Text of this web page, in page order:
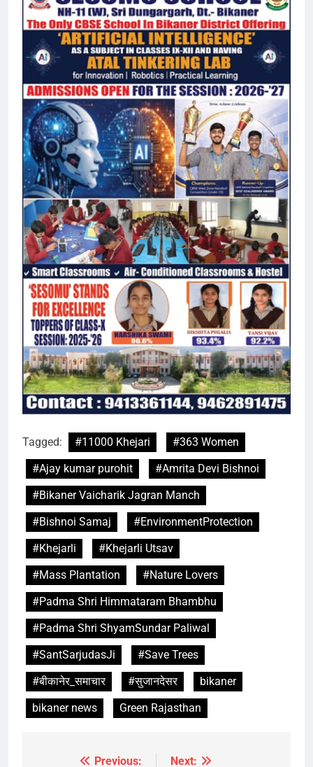
Tagged: #11000 Khejari
#363 Women
#Ajay kumar purohit
#Amrita Devi Bishnoi
#Bikaner Vaicharik Jagran Manch
#Bishnoi Samaj
#EnvironmentProtection
#Khejarli
#Khejarli Utsav
#Mass Plantation
#Nature Lovers
#Padma Shri Himmataram Bhambhu
#Padma Shri ShyamSundar Paliwal
#SantSarjudasJi
#Save Trees
#बीकानेर_समाचार
#सुजानदेसर
bikaner
bikaner news
Green Rajasthan
Previous:
Next: